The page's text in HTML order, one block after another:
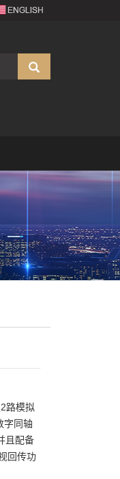
路模拟
字同轴
且配备
回传功